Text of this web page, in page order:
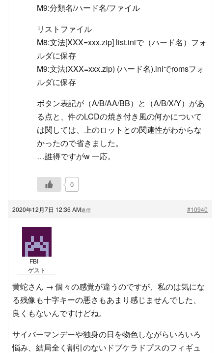
M9:分類名/ハード名/ファイル
リストファイル
M8:文法[XXX=xxx.zip] list.iniで（ハード名）フォ
ルダに保存
M9:文法(XXX=xxx.zip) (ハード名).iniでromsフォ
ルダに保存
ボタン表記が（A/B/AA/BB）と（A/B/X/Y）があ
る点と、件のLCDの焼き付き風の何かについて
は関しては、上のロットとの関連性がわからな
かったので省きました。
…誰得ですがw 一応。
0
2020年12月7日 12:36 AM #10940
返信
FBI
ゲスト
黄蛇さん → 個々の感覚が違うのですが、私のは気にな
る残像も十字キーの悪さもあまり感じませんでした、
良くもないんですけどね。
サイバーマンデーや独身の日を物色しながらいろいろ
悩み、結局全く割引のないドブケラドプスのフィギュ